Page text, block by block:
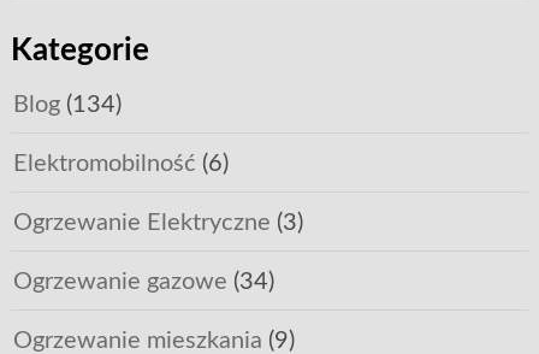
Kategorie
Blog(134)
Elektromobilność (6)
Ogrzewanie Elektryczne (3)
Ogrzewanie gazowe (34)
Ogrzewanie mieszkania (9)